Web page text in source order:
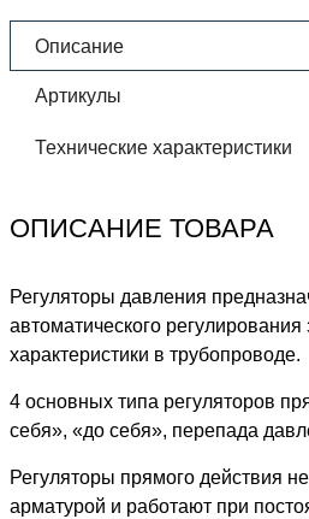
Описание
Артикулы
Технические характеристики
ОПИСАНИЕ ТОВАРА
Регуляторы давления
автоматического регулирования
характеристики в трубопроводе.
4 основных типа регуляторов
себя», «до себя», перепада
Регуляторы прямого действия
арматурой и работают при